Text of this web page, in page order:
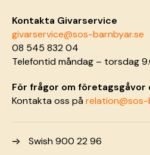
Kontakta Givarservice
givarservice@sos-barnbyar.se
08 545 832 04
Telefontid måndag – torsdag
För frågor om företagsgåvor
Kontakta oss pårelation@sos-
Swish 900 22 96